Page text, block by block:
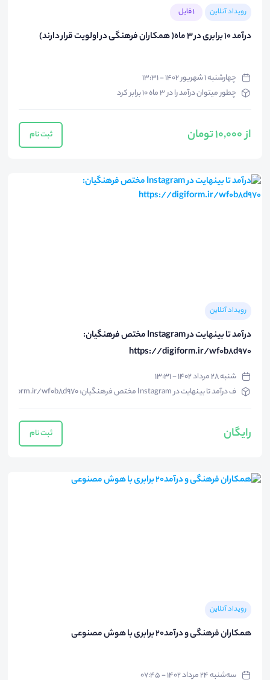
رویداد آنلاین 1 فایل
درآمد ۱۰ برابری در ۳ ماه( همکاران فرهنگی در اولویت قرار دارند)
چهارشنبه ۱ شهریور ۱۴۰۲ - ۱۳:۳۱
چطور میتوان درآمد را در ۳ ماه ۱۰ برابر کرد
از 10,000 تومان ثبت نام
رویداد آنلاین
درآمد تا بینهایت در Instagram مختص فرهنگیان:
https://digiform.ir/wf0b8d970
شنبه ۲۸ مرداد ۱۴۰۲ - ۱۳:۳۱
ف درآمد تا بینهایت در Instagram مختص فرهنگیان: https://digiform.ir/wf0b8d970
رایگان ثبت نام
رویداد آنلاین
همکاران فرهنگی و درآمد20 برابری با هوش مصنوعی
سه‌شنبه ۲۴ مرداد ۱۴۰۲ - ۰۷:۴۵